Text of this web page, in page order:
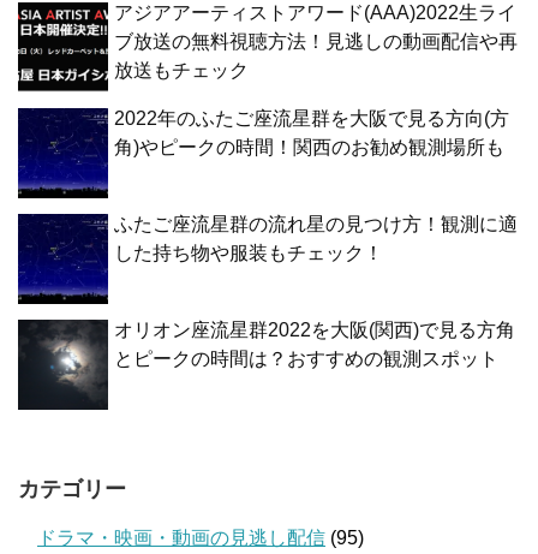
アジアアーティストアワード(AAA)2022生ライ
ブ放送の無料視聴方法！見逃しの動画配信や再
放送もチェック
2022年のふたご座流星群を大阪で見る方向(方
角)やピークの時間！関西のお勧め観測場所も
ふたご座流星群の流れ星の見つけ方！観測に適
した持ち物や服装もチェック！
オリオン座流星群2022を大阪(関西)で見る方角
とピークの時間は？おすすめの観測スポット
カテゴリー
ドラマ・映画・動画の見逃し配信 (95)